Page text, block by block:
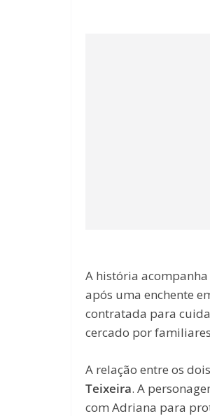
A história
após uma enchente
contratada para
cercado por
A relação entre os
Teixeira. A
com Adriana para